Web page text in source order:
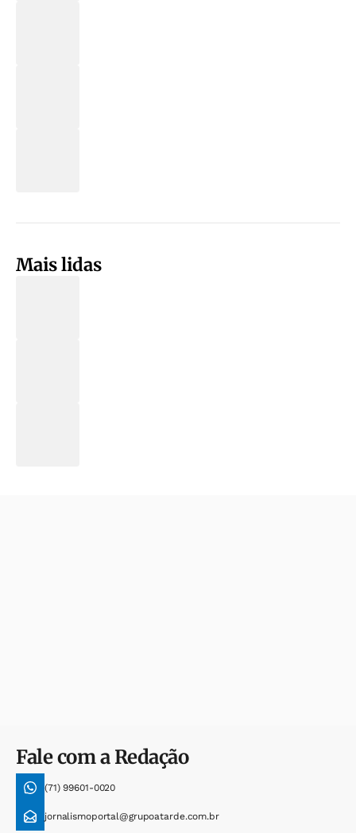
Mais lidas
Fale com a Redação
(71) 99601-0020
jornalismoportal@grupoatarde.com.br